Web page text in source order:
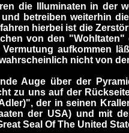
die Illuminaten in der
betreiben weiterhin
hierbei ist die
von den
aufkommen
nicht von
Auge über der
zu uns auf der
der in seinen
der USA) und mit
Seal Of The United